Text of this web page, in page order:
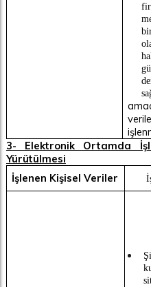
3- Elektronik Ortamda
Yürütülmesi
İşlenen Kişisel Veriler